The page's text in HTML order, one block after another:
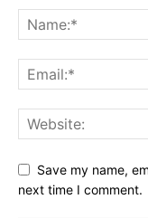
Save my name,
next time I comment.